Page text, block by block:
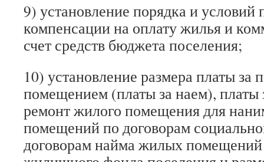
9) установление порядка и условий
компенсации на оплату жилья и
счет средств бюджета поселения;
10) установление размера платы
помещением (платы за наем), платы
ремонт жилого помещения для
помещений по договорам
договорам найма жилых